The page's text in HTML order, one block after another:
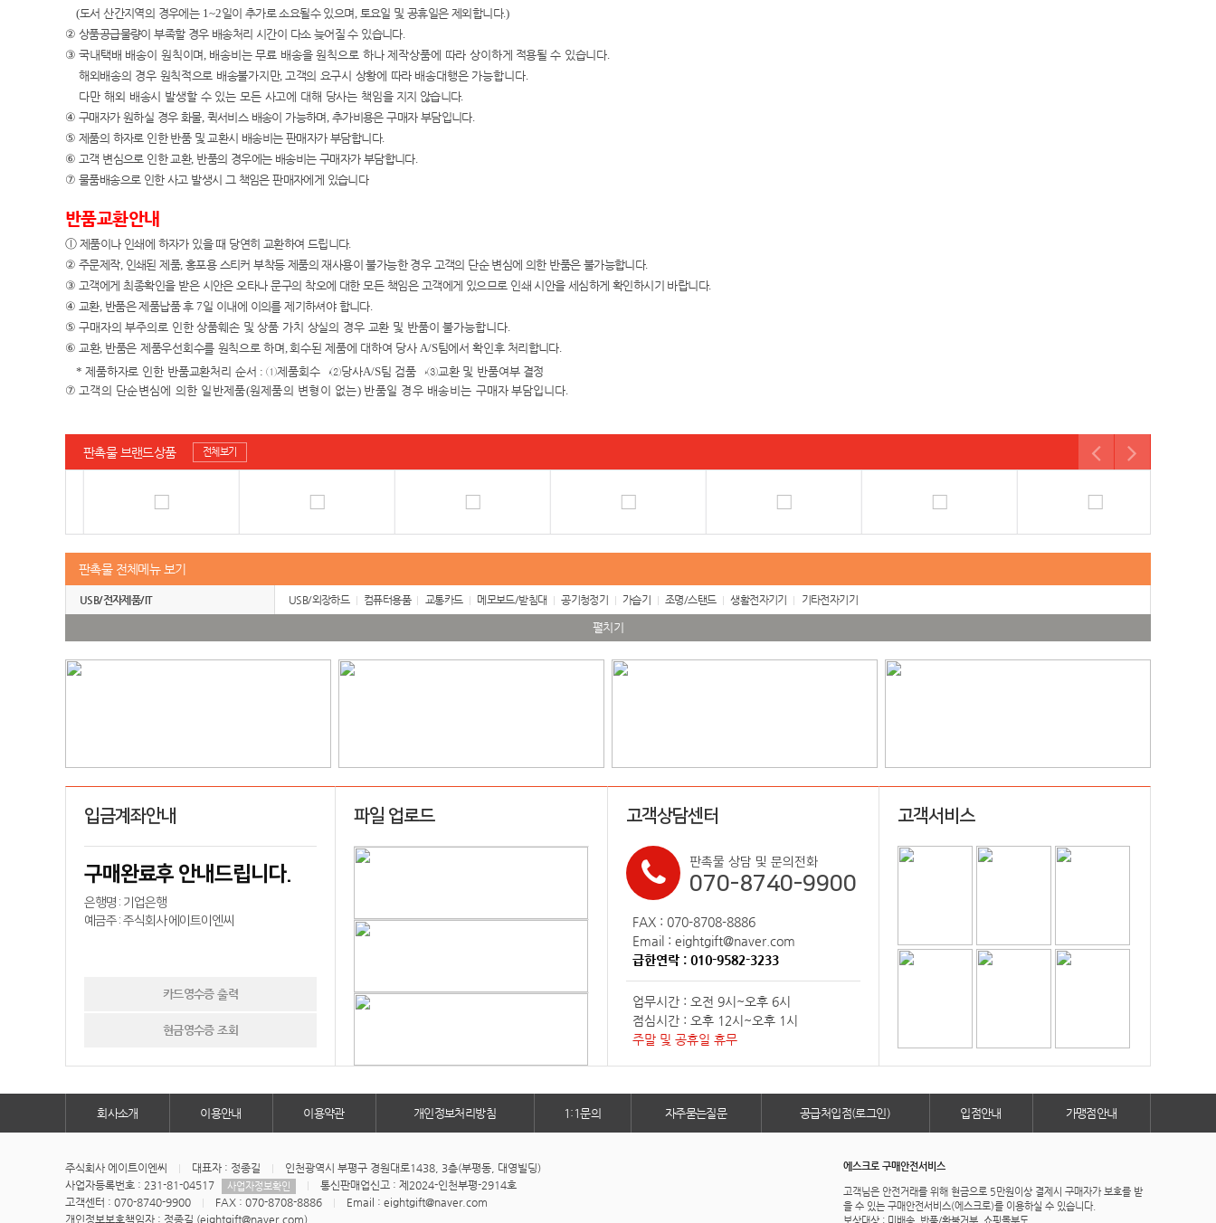
(도서 산간지역의 경우에는 1~2일이 추가로 소요될수 있으며, 토요일 및 공휴일은 제외합니다.)
② 상품공급물량이 부족할 경우 배송처리 시간이 다소 늦어질 수 있습니다.
③ 국내택배 배송이 원칙이며, 배송비는 무료 배송을 원칙으로 하나 제작상품에 따라 상이하게 적용될 수 있습니다.
해외배송의 경우 원칙적으로 배송불가지만, 고객의 요구시 상황에 따라 배송대행은 가능합니다.
다만 해외 배송시 발생할 수 있는 모든 사고에 대해 당사는 책임을 지지 않습니다.
④ 구매자가 원하실 경우 화물, 퀵서비스 배송이 가능하며, 추가비용은 구매자 부담입니다.
⑤ 제품의 하자로 인한 반품 및 교환시 배송비는 판매자가 부담합니다.
⑥ 고객 변심으로 인한 교환, 반품의 경우에는 배송비는 구매자가 부담합니다.
⑦ 물품배송으로 인한 사고 발생시 그 책임은 판매자에게 있습니다
반품교환안내
ⓛ 제품이나 인쇄에 하자가 있을 때 당연히 교환하여 드립니다.
② 주문제작, 인쇄된 제품,홍포용 스티커 부착등 제품의 재사용이 불가능한 경우 고객의 단순 변심에 의한 반품은 불가능합니다.
③ 고객에게 최종확인을 받은 시안은 오타나 문구의 착오에 대한 모든 책임은 고객에게 있으므로 인쇄 시안을 세심하게 확인하시기 바랍니다.
④ 교환, 반품은 제품납품 후7일 이내에 이의를 제기하셔야 합니다.
⑤ 구매자의 부주의로 인한 상품훼손 및 상품 가치 상실의 경우 교환 및 반품이 불가능합니다.
⑥ 교환, 반품은 제품우선회수를 원칙으로 하며,회수된 제품에 대하여 당사A/S팀에서 확인후 처리합니다.
* 제품하자로 인한 반품교환처리 순서 :①제품회수→②당사A/S팀 검품 →③교환 및 반품여부 결정
⑦ 고객의 단순변심에 의한 일반제품(원제품의 변형이 없는) 반품일 경우 배송비는 구매자 부담입니다.
판촉물 브랜드상품 전체보기
판촉물 전체메뉴 보기
USB/전자제품/IT USB/외장하드 컴퓨터용품 교통카드 메모보드/받침대 공기청정기 가습기 조명/스탠드 생활전자기기 기타전자기기
펼치기
입금계좌안내
구매완료후 안내드립니다.
은행명 : 기업은행
예금주 : 주식회사 에이트이엔씨
카드영수증 출력
현금영수증 조회
파일 업로드 고객상담센터
판촉물 상담 및 문의전화
070-8740-9900
FAX : 070-8708-8886
Email : eightgift@naver.com
급한연락 : 010-9582-3233
업무시간 : 오전 9시~오후 6시
점심시간 : 오후 12시~오후 1시
주말 및 공휴일 휴무
고객서비스
회사소개 이용안내 이용약관 개인정보처리방침 1:1문의 자주묻는질문 공급처입점(로그인) 입점안내 가맹점안내
주식회사 에이트이엔씨 대표자 : 정종길
인천광역시 부평구 경원대로1438, 3층(부평동, 대영빌딩)
사업자등록번호 : 231-81-04517
사업자정보확인
통신판매업신고 : 제2024-인천부평-2914호
고객센터 : 070-8740-9900
FAX : 070-8708-8886
Email : eightgift@naver.com
개인정보보호책임자 : 정종길 (eightgift@naver.com)
에스크로 구매안전서비스
고객님은 안전거래를 위해 현금으로 5만원이상 결제시 구매자가 보호를 받
을 수 있는 구매안전서비스(에스크로)를 이용하실 수 있습니다.